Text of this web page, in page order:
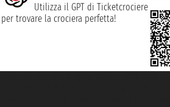
Utilizza il GPT di Ticketcrociere
per trovare la crociera perfetta!